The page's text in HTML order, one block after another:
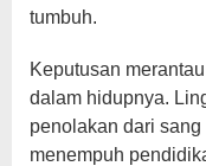
tumbuh.
Keputusan
dalam hidupnya.
penolakan dari
menempuh